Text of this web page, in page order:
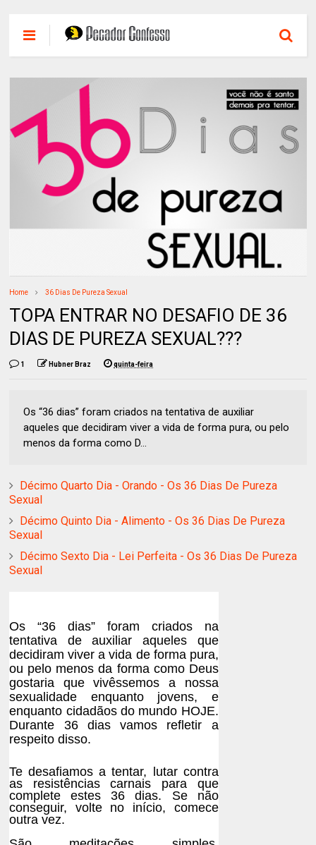
Home 36 Dias De Pureza Sexual
TOPA ENTRAR NO DESAFIO DE 36
DIAS DE PUREZA SEXUAL???
1 Hubner Braz quinta-feira
Os “36 dias” foram criados na tentativa de auxiliar
aqueles que decidiram viver a vida de forma pura, ou pelo
menos da forma como D...
Décimo Quarto Dia - Orando - Os 36 Dias De Pureza
Sexual
Décimo Quinto Dia - Alimento - Os 36 Dias De Pureza
Sexual
Décimo Sexto Dia - Lei Perfeita - Os 36 Dias De Pureza
Sexual
Os “36 dias” foram criados na
tentativa de auxiliar aqueles que
decidiram viver a vida de forma pura,
ou pelo menos da forma como Deus
gostaria que vivêssemos a nossa
sexualidade enquanto jovens, e
enquanto cidadãos do mundo HOJE.
Durante 36 dias vamos refletir a
respeito disso.
Te desafiamos a tentar, lutar contra
as resistências carnais para que
complete estes 36 dias. Se não
conseguir, volte no início, comece
outra vez.